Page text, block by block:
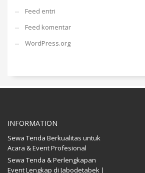
Feed entri
Feed komentar
WordPress.org
INFORMATION
Sewa Tenda Berkualitas untuk
Acara & Event Profesional
Sewa Tenda & Perlengkapan
Event Lengkap di Jabodetabek |